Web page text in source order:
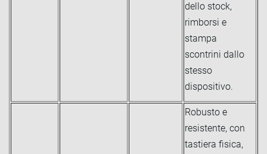
dello stock,
rimborsi e
stampa
scontrini dallo
stesso
dispositivo.
Robusto e
resistente, con
tastiera fisica,